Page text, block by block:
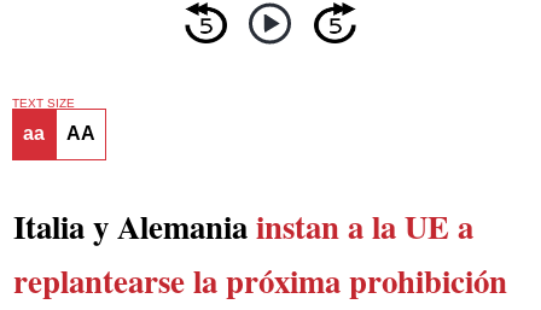
TEXT SIZE
aa AA
Italia y Alemaniainstan a la UE a
replantearse la próxima prohibición